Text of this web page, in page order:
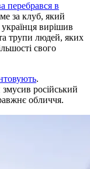
перебрався в
за клуб, який
вирішив
трупи людей, яких
свого
.
змусив російський
обличчя.